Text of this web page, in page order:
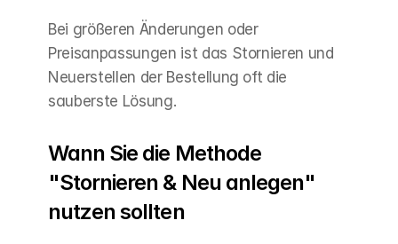
Bei größeren Änderungen oder
Preisanpassungen ist das Stornieren und
Neuerstellen der Bestellung oft die
sauberste Lösung.
Wann Sie die Methode
"Stornieren & Neu anlegen"
nutzen sollten